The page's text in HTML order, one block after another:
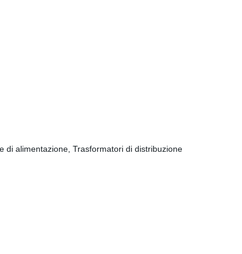
di alimentazione, Trasformatori di distribuzione